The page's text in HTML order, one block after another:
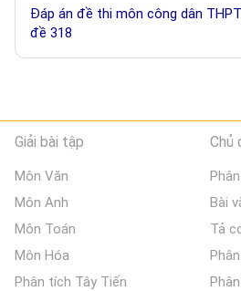
Đáp án đề thi môn công dân
đề 318
Giải bài tập
Môn Văn
Môn Anh
Môn Toán
Môn Hóa
Phân tích Tây Tiến
Chủ
Bài
Tả